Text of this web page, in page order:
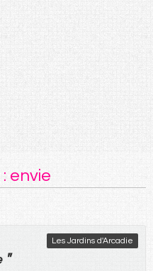
envie
Les Jardins d'Arcadie
"